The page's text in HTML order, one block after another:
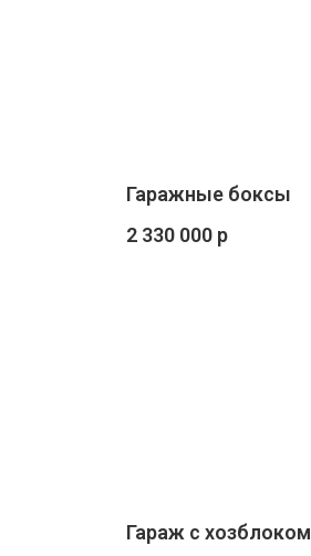
Гаражные боксы
2 330 000 р
Гараж с хозблоком